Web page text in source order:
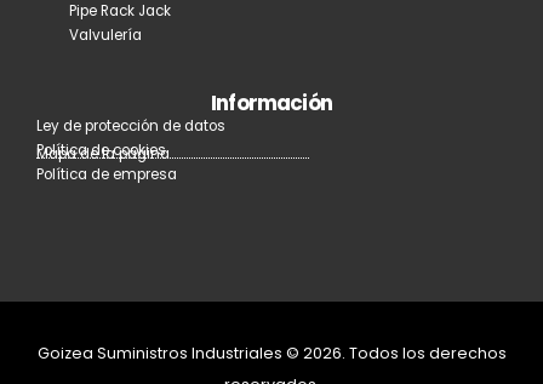
Pipe Rack Jack
Valvulería
Información
Ley de protección de datos
Política de cookies
Política de empresa
Mapa de la página
Goizea Suministros Industriales © 2026. Todos los derechos